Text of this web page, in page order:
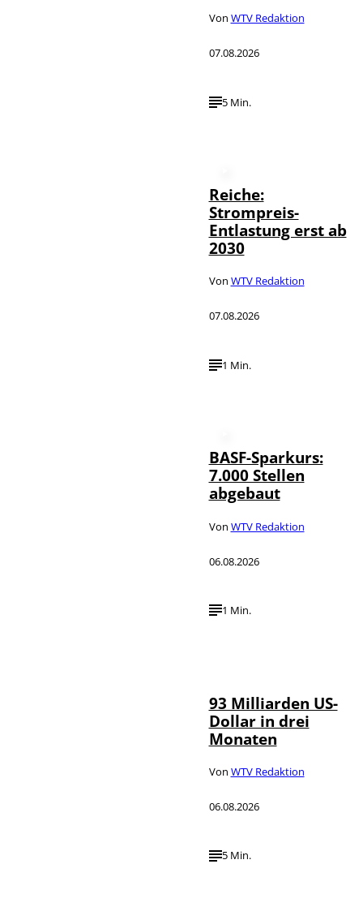
Von WTV Redaktion
07.08.2026
5 Min.
Reiche:
Strompreis-
Entlastung erst ab
2030
Von WTV Redaktion
07.08.2026
1 Min.
BASF-Sparkurs:
7.000 Stellen
abgebaut
Von WTV Redaktion
06.08.2026
1 Min.
93 Milliarden US-
Dollar in drei
Monaten
Von WTV Redaktion
06.08.2026
5 Min.